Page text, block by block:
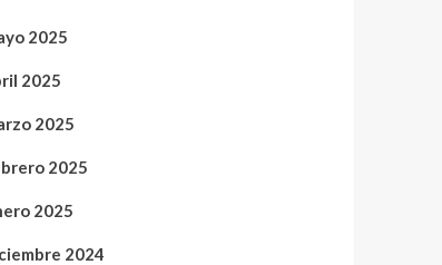
2025
2025
2025
2025
2025
2024